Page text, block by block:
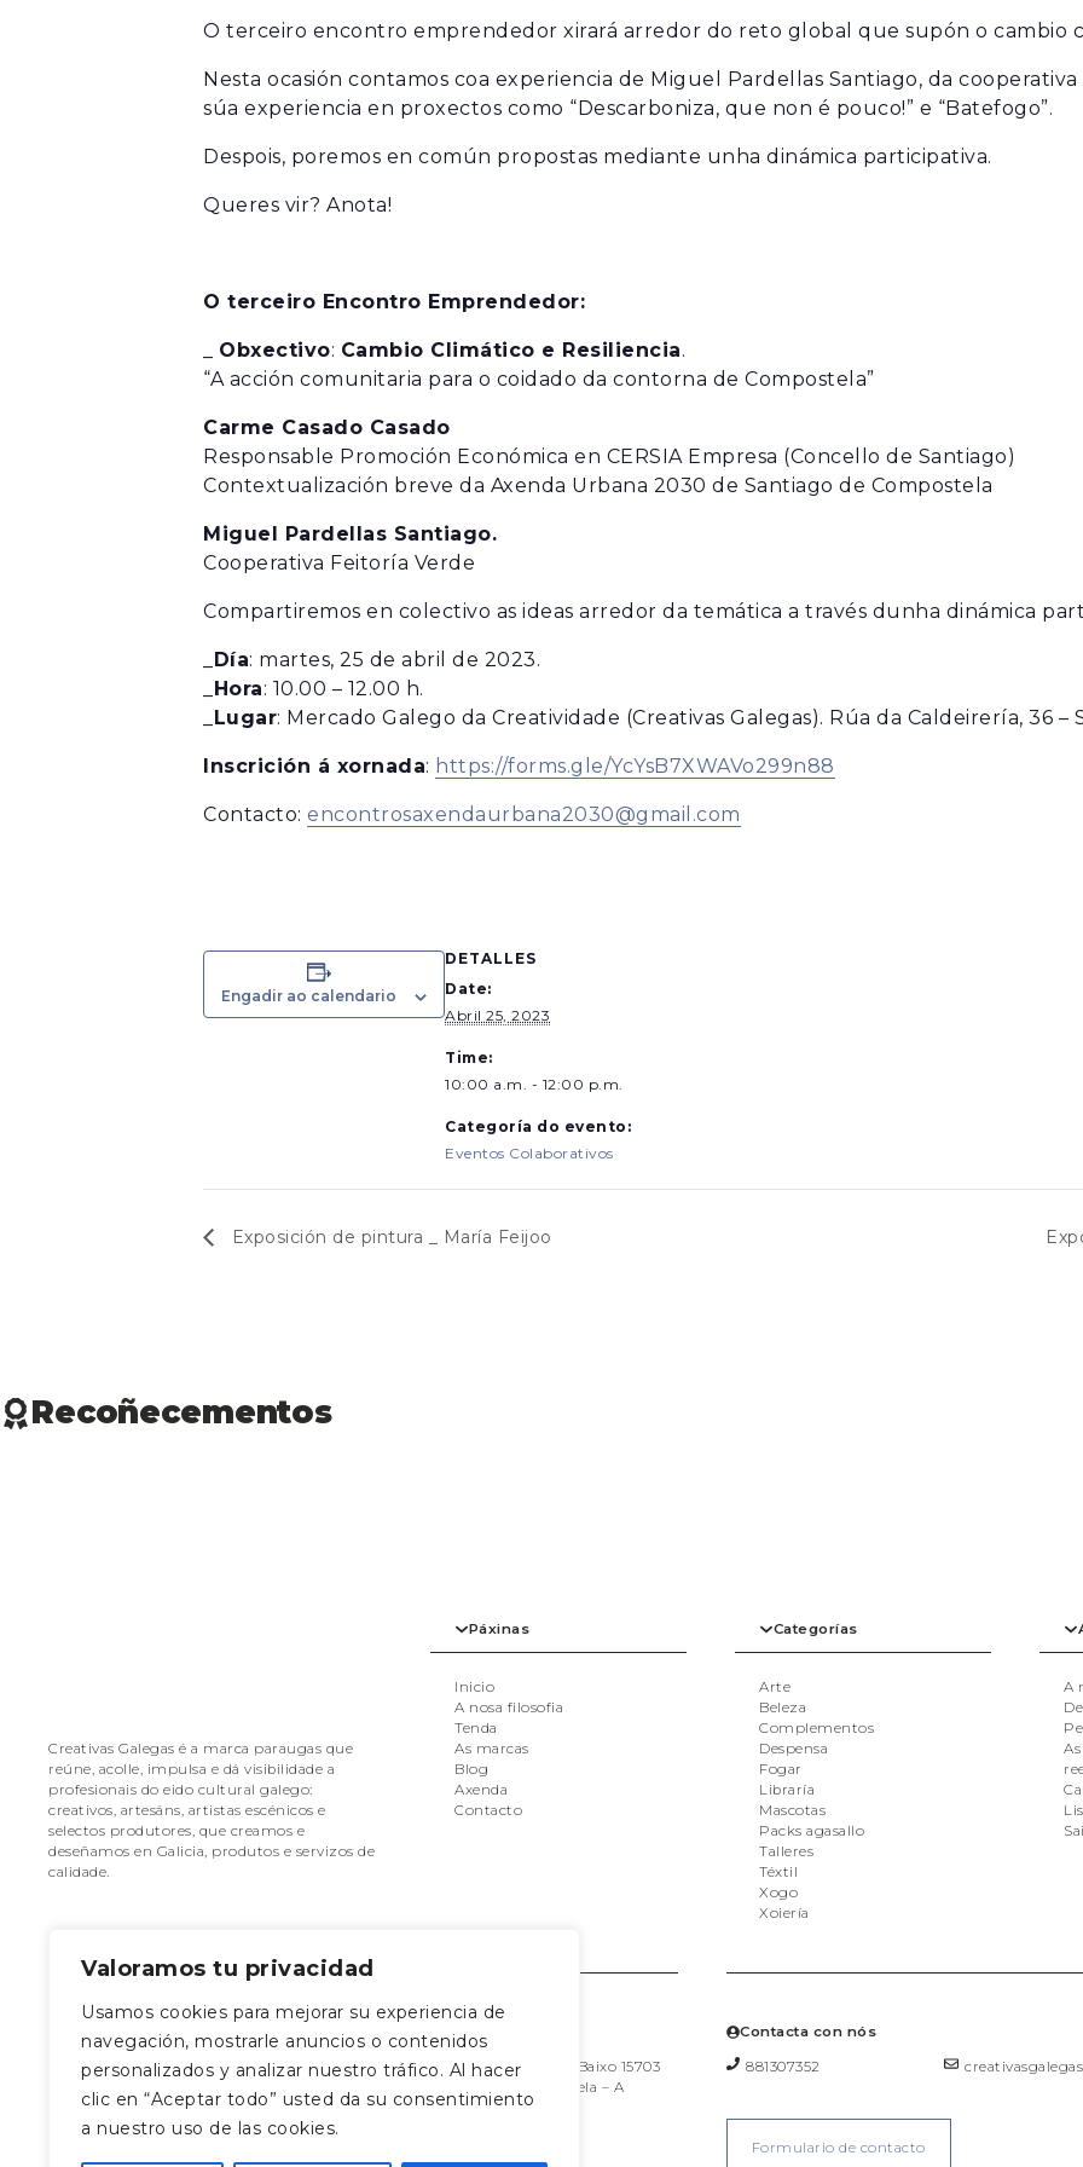
Valoramos tu privacidad
Usamos cookies para mejorar su experiencia de
navegación, mostrarle anuncios o contenidos
personalizados y analizar nuestro tráfico. Al hacer
clic en “Aceptar todo” usted da su consentimiento
a nuestro uso de las cookies.
MARCAPÁXINAS
CAMISAS
CAMISETAS E TOPS
XOGO
BIXUTERÍA
XOIAS
O terceiro encontro emprendedor xirará arredor do reto global que supón o cambio
Nesta ocasión contamos coa experiencia de Miguel Pardellas Santiago, da
súa experiencia en proxectos como “Descarboniza, que non é pouco!” e “Batefogo”.
Despois, poremos en común propostas mediante unha dinámica participativa.
Queres vir? Anota!
O terceiro Encontro Emprendedor:
Obxectivo: Cambio Climático e Resiliencia.
“A acción comunitaria para o coidado da contorna de Compostela”
Carme Casado Casado
Responsable Promoción Económica en CERSIA Empresa (Concello de Santiago)
Contextualización breve da Axenda Urbana 2030 de Santiago de Compostela
Miguel Pardellas Santiago.
Cooperativa Feitoría Verde
Compartiremos en colectivo as ideas arredor da temática a través dunha dinámica
Día: martes, 25 de abril de 2023.
Hora: 10.00 – 12.00 h.
Lugar: Mercado Galego da Creatividade (Creativas Galegas). Rúa da Caldeirería, 36 –
Inscrición á xornada: https://forms.gle/YcYsB7XWAVo299n88
Contacto: encontrosaxendaurbana2030@gmail.com
Engadir ao calendario
DETALLES
Date:
Abril 25, 2023
Time:
10:00 a.m. - 12:00 p.m.
Categoría do evento:
Eventos Colaborativos
Exposición de pintura _ María Feijoo
Recoñecementos
Creativas Galegas é a marca paraugas que
reúne, acolle, impulsa e dá visibilidade a
profesionais do eido cultural galego:
creativos, artesáns, artistas escénicos e
selectos produtores, que creamos e
deseñamos en Galicia, produtos e servizos de
calidade.
Páxinas
Inicio
A nosa filosofia
Tenda
As marcas
Blog
Axenda
Contacto
Categorías
Arte
Beleza
Complementos
Despensa
Fogar
Libraría
Mascotas
Packs agasallo
Talleres
Téxtil
Xogo
Xoiería
A
Séguenos nas redes Onde estamos?
Rúa da Caldeirería, 36 Baixo 15703
Santiago de Compostela – A
Coruña
Contacta con nós
881307352
Formulario de contacto